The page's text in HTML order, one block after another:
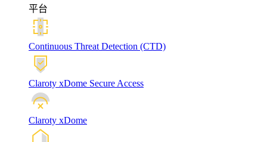
平台
Continuous Threat Detection (CTD)
Claroty xDome Secure Access
Claroty xDome